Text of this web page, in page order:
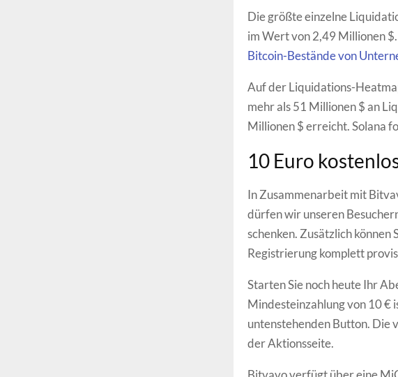
Die größte einzelne
im Wert von 2,49 Millionen
Bitcoin-Bestände von
Auf der Liquidations-
mehr als 51 Millionen $ an
Millionen $ erreicht. Solana
10 Euro
In Zusammenarbeit mit
dürfen wir unseren
schenken. Zusätzlich können
Registrierung komplett
Starten Sie noch heute Ihr
Mindesteinzahlung von 10 €
untenstehenden Button. Die
der Aktionsseite.